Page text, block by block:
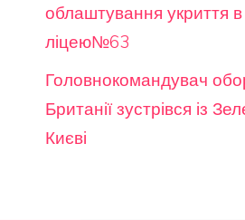
облаштування укриття в
ліцею№63
Головнокомандувач
Британії зустрівся із
Києві